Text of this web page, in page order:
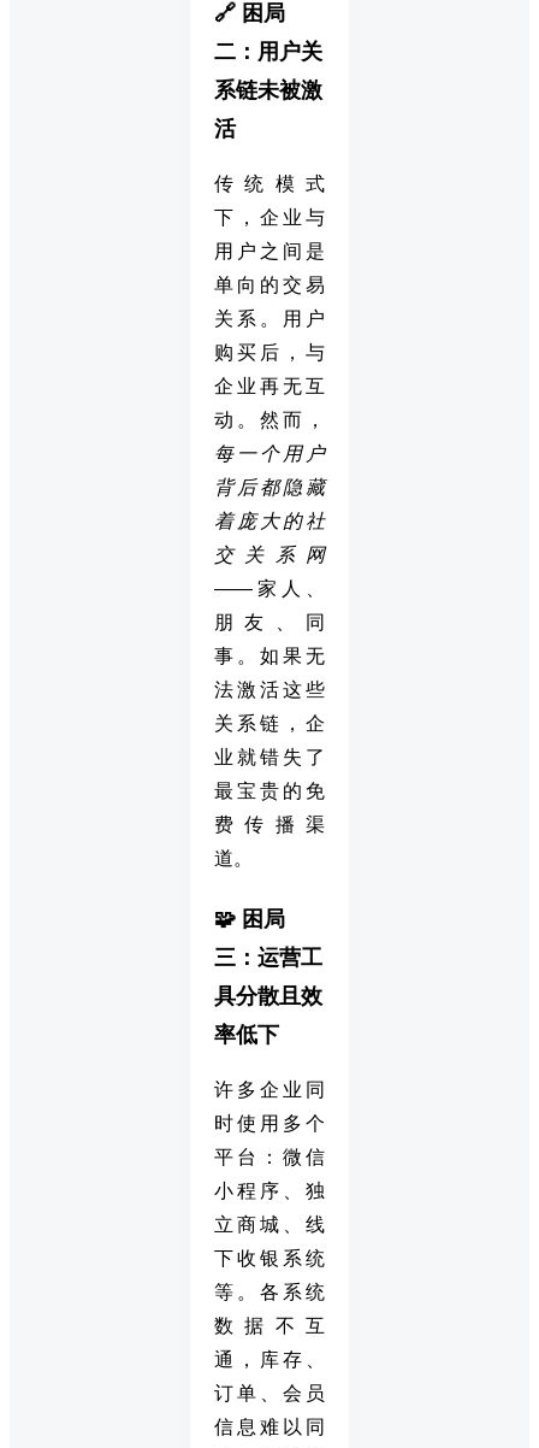
🔗 困局
二：用户关
系链未被激
活
传统模式
下，企业与
用户之间是
单向的交易
关系。用户
购买后，与
企业再无互
动。然而，
每一个用户
背后都隐藏
着庞大的社
交关系网
——家人、
朋友、同
事。如果无
法激活这些
关系链，企
业就错失了
最宝贵的免
费传播渠
道。
🧩 困局
三：运营工
具分散且效
率低下
许多企业同
时使用多个
平台：微信
小程序、独
立商城、线
下收银系统
等。各系统
数据不互
通，库存、
订单、会员
信息难以同